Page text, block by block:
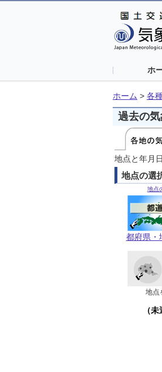
ホ
ホーム > 各
過去の
地点と年月
地点の選
地点
都府県・
地点
（未